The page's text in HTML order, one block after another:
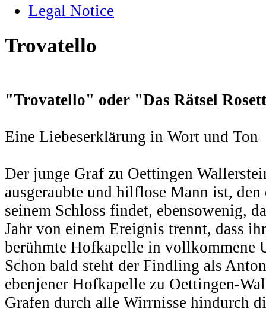
Legal Notice
Trovatello
"Trovatello" oder "Das Rätsel
Eine Liebeserklärung in Wort und Ton
Der junge Graf zu Oettingen
ausgeraubte und hilflose Mann ist,
seinem Schloss findet, ebensowenig,
Jahr von einem Ereignis trennt, dass
berühmte Hofkapelle in vollkommene
Schon bald steht der Findling als
ebenjener Hofkapelle zu Oettingen-
Grafen durch alle Wirrnisse hindurch